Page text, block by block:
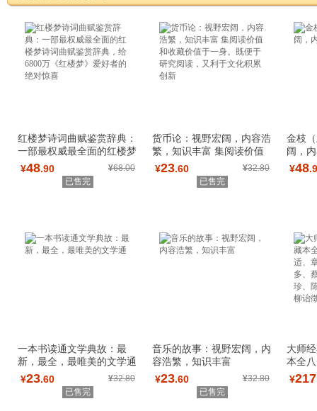
红楼梦诗词曲赋鉴赏辞典：
一部最权威最全面的红楼梦
诗词曲赋鉴赏
¥48.90 ¥68.00
已售完
货币论：视野宏阔，内容浩
繁，知识丰富 集阅读价值
和收藏价值于
¥23.60 ¥32.80
已售完
金枝
阔，
¥48
一本书读通文学典故：最
新，最全，最唯美的文学通
¥23.60 ¥32.80
已售完
音乐的故事：视野宏阔，内
容浩繁，知识丰富
¥23.60 ¥32.80
已售完
大师
本全
章太
¥217